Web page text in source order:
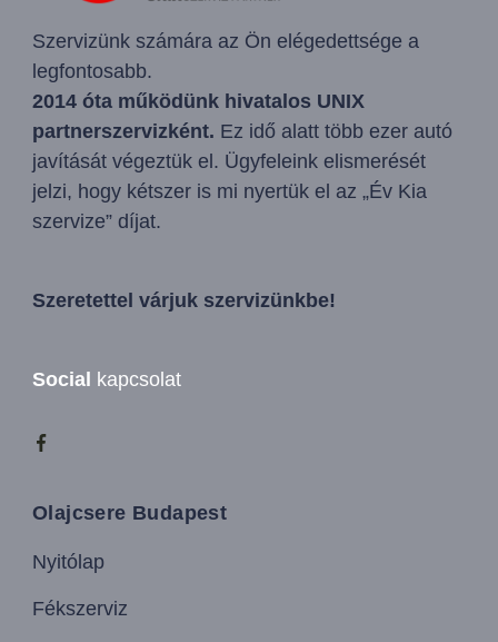
Szervizünk számára az Ön elégedettsége a
legfontosabb.
2014 óta működünk hivatalos UNIX
partnerszervizként. Ez idő alatt több ezer autó
javítását végeztük el. Ügyfeleink elismerését
jelzi, hogy kétszer is mi nyertük el az „Év Kia
szervize” díjat.
Szeretettel várjuk szervizünkbe!
Social kapcsolat
Olajcsere Budapest
Nyitólap
Fékszerviz